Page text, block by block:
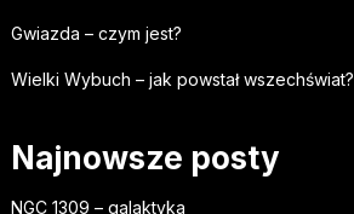
Gwiazda – czym jest?
Wielki Wybuch – jak powstał wszechświat?
Najnowsze posty
NGC 1309 – galaktyka